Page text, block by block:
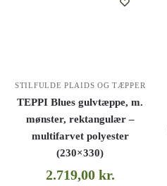
STILFULDE PLAIDS OG TÆPPER
TEPPI Blues gulvtæppe, m.
mønster, rektangulær –
multifarvet polyester
(230×330)
2.719,00 kr.